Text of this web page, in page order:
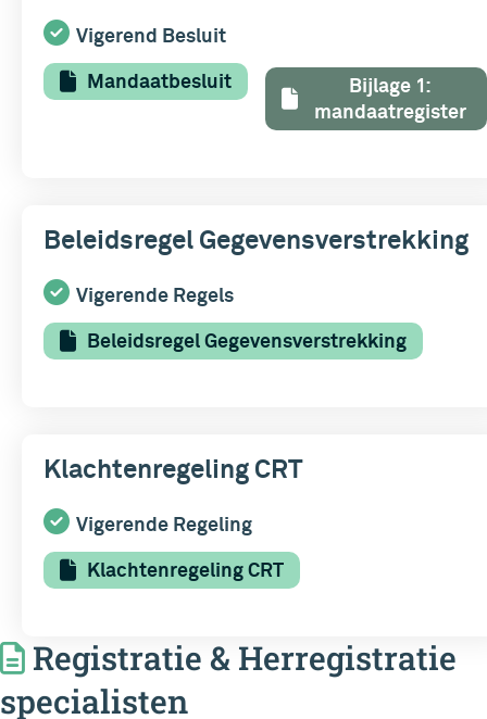
Vigerend Besluit
Mandaatbesluit
Bijlage 1:
mandaatregister
Beleidsregel Gegevensverstrekking
Vigerende Regels
Beleidsregel Gegevensverstrekking
Klachtenregeling CRT
Vigerende Regeling
Klachtenregeling CRT
Registratie & Herregistratie
specialisten